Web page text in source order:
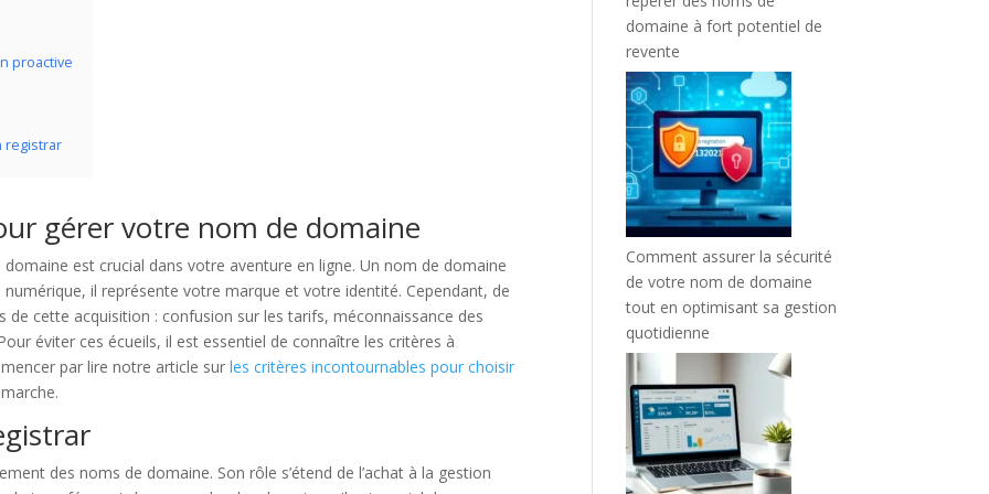
proactive
registrar
gérer votre nom de domaine
est crucial dans votre aventure en ligne. Un nom de domaine
il représente votre marque et votre identité. Cependant, de
cette acquisition : confusion sur les tarifs, méconnaissance des
éviter ces écueils, il est essentiel de connaître les critères à
par lire notre article surles critères incontournables pour choisir
des noms de domaine. Son rôle s’étend de l’achat à la gestion
domaine à fort potentiel de
revente
Comment assurer la sécurité
de votre nom de domaine
tout en optimisant sa gestion
quotidienne